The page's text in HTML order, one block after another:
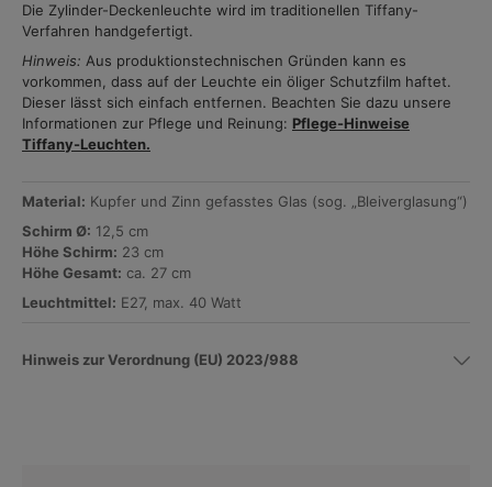
Die Zylinder-Deckenleuchte wird im traditionellen Tiffany-
Verfahren handgefertigt.
Hinweis: Aus produktionstechnischen Gründen kann es
vorkommen, dass auf der Leuchte ein öliger Schutzfilm haftet.
Dieser lässt sich einfach entfernen. Beachten Sie dazu unsere
Informationen zur Pflege und Reinung: Pflege-Hinweise
Tiffany-Leuchten.
Material: Kupfer und Zinn gefasstes Glas (sog. „Bleiverglasung“)
Schirm Ø: 12,5 cm
Höhe Schirm: 23 cm
Höhe Gesamt: ca. 27 cm
Leuchtmittel: E27, max. 40 Watt
Hinweis zur Verordnung (EU) 2023/988